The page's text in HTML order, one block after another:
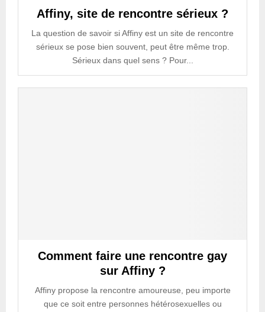
Affiny, site de rencontre sérieux ?
La question de savoir si Affiny est un site de rencontre
sérieux se pose bien souvent, peut être même trop.
Sérieux dans quel sens ? Pour...
Comment faire une rencontre gay
sur Affiny ?
Affiny propose la rencontre amoureuse, peu importe
que ce soit entre personnes hétérosexuelles ou